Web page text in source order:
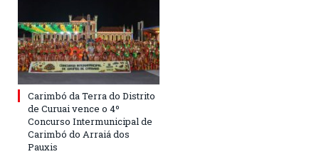
Carimbó da Terra do Distrito
de Curuai vence o 4º
Concurso Intermunicipal de
Carimbó do Arraiá dos
Pauxis